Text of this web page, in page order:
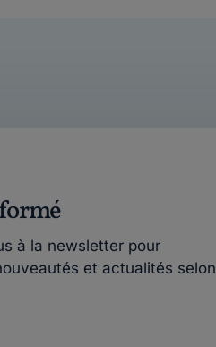
à la newsletter pour
et actualités selon